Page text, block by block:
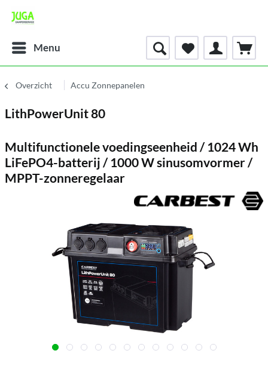
Menu
Overzicht Accu Zonnepanelen
LithPowerUnit 80
Multifunctionele voedingseenheid / 1024 Wh
LiFePO4-batterij / 1000 W sinusomvormer /
MPPT-zonneregelaar